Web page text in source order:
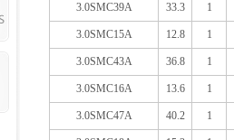
3.0SMC39A 33.3 1
3.0SMC15A 12.8 1
3.0SMC43A 36.8 1
3.0SMC16A 13.6 1
3.0SMC47A 40.2 1